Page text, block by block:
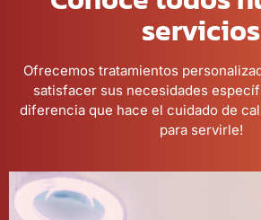
servicios
Ofrecemos tratamientos
satisfacer sus necesidades
diferencia que hace el cuidado de
para servirle!